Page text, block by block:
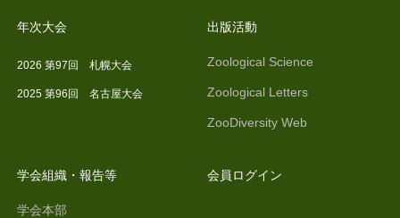
年次大会
2026 第97回 札幌大会
2025 第96回 名古屋大会
出版活動
Zoological Science
Zoological Letters
ZooDiversity Web
学会組織・報告等
学会本部
会員ログイン